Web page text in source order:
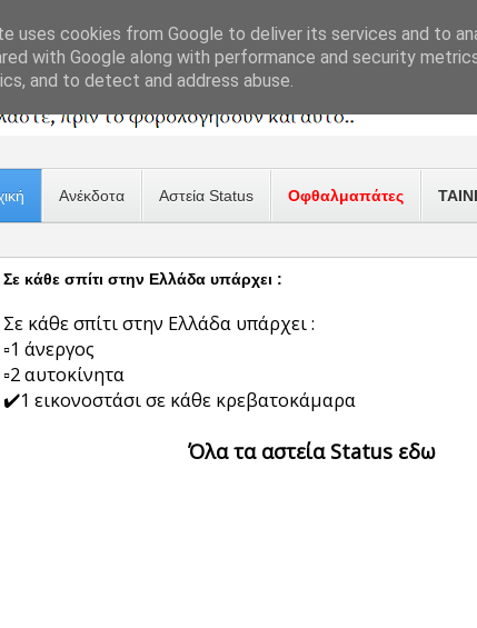
Ανέκδοτα Αστεία Status Οφθαλμαπάτες
Σε κάθε σπίτι στην Ελλάδα υπάρχει :
Σε κάθε σπίτι στην Ελλάδα υπάρχει :
▫️1 άνεργος
▫️2 αυτοκίνητα
✔️1 εικονοστάσι σε κάθε κρεβατοκάμαρα
Όλα τα αστεία Status εδω
uses cookies from Google to deliver its services and to
with Google along with performance and security
and to detect and address abuse.